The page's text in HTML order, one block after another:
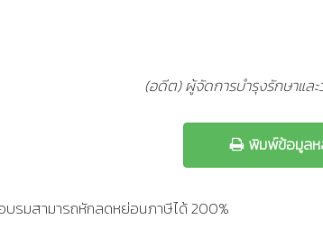
(อดีต) ผู้จัดการบำรุงรักษาแล
พิมพ์ข้อมูล
อบรมสามารถหักลดหย่อนภาษีได้ 200%